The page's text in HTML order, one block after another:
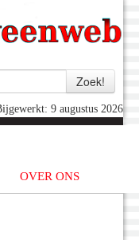
9 augustus 2026
OVER ONS